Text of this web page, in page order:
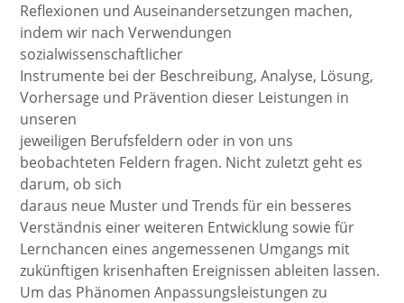
Reflexionen und Auseinandersetzungen machen,
indem wir nach Verwendungen
sozialwissenschaftlicher
Instrumente bei der Beschreibung, Analyse, Lösung,
Vorhersage und Prävention dieser Leistungen in
unseren
jeweiligen Berufsfeldern oder in von uns
beobachteten Feldern fragen. Nicht zuletzt geht es
darum, ob sich
daraus neue Muster und Trends für ein besseres
Verständnis einer weiteren Entwicklung sowie für
Lernchancen eines angemessenen Umgangs mit
zukünftigen krisenhaften Ereignissen ableiten lassen.
Um das Phänomen Anpassungsleistungen zu